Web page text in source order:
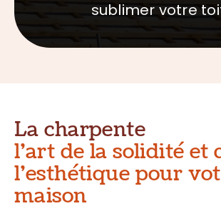
sublimer votre
La charpente
l’art de la solidité et
l’esthétique pour
maison